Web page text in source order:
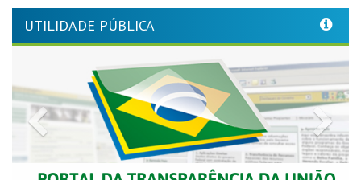
UTILIDADE PÚBLICA
Previous